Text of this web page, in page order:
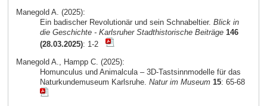
Manegold A. (2025):
Ein badischer Revolutionär und sein Schnabeltier. Blick in
die Geschichte - Karlsruher Stadthistorische Beiträge 146
(28.03.2025): 1-2
Manegold A., Hampp C. (2025):
Homunculus und Animalcula – 3D-Tastsinnmodelle für das
Naturkundemuseum Karlsruhe. Natur im Museum 15: 65-68